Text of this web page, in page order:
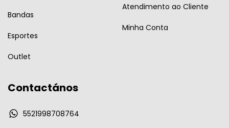
Bandas
Esportes
Outlet
Atendimento ao Cliente
Minha Conta
Contactános
5521998708764